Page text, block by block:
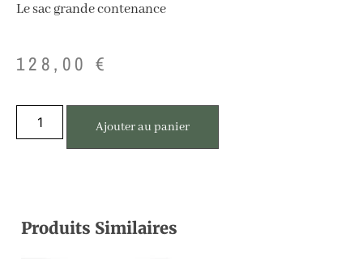
Le sac grande contenance
128,00 €
Ajouter au panier
Produits Similaires